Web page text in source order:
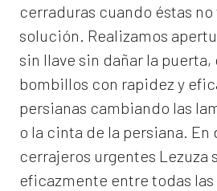
cerraduras cuando éstas
solución. Realizamos
sin llave sin dañar la
bombillos con rapidez y
persianas cambiando las
o la cinta de la persiana.
cerrajeros urgentes Lezuza
eficazmente entre todas